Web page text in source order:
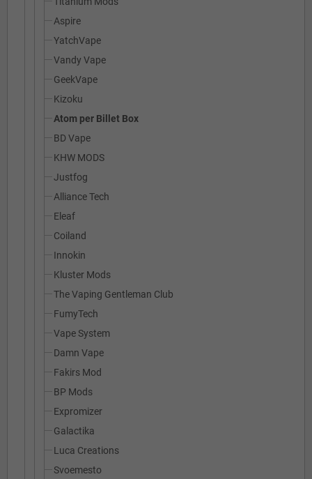
Aspire
YatchVape
Vandy Vape
GeekVape
Kizoku
Atom per Billet Box
BD Vape
KHW MODS
Justfog
Alliance Tech
Eleaf
Coiland
Innokin
Kluster Mods
The Vaping Gentleman Club
FumyTech
Vape System
Damn Vape
Fakirs Mod
BP Mods
Expromizer
Galactika
Luca Creations
Svoemesto